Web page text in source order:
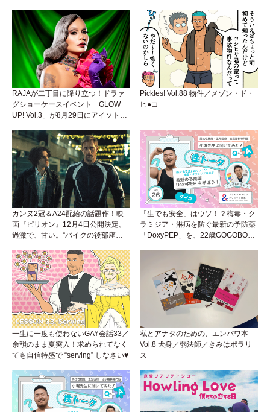
RAJAが二丁目に降り立つ！ドラァ
グショーケースイベント「GLOW
UP! Vol.3」が8月29日にアイソトー
Pickles! Vol.88 物件／メゾン・ド・
ヒ●コ
カンヌ2冠＆A24配給の話題作！映
画『ピリオン』12月4日公開決定。
過激で、甘い。“バイクの後部座
「生でも安全」はウソ！？梅毒・ク
ラミジア・淋病を防ぐ最新の予防薬
「DoxyPEP」を、22歳GOGOBOY
（Vol.26）
一生に一度も使わないGAY会話33／
余韻のまま夏突入！求められてなく
ても自信特盛で “serving” しなさい♥
私とアナタのための、エンパワ本
Vol.8 犬身／弱法師／きみはポラリ
ス